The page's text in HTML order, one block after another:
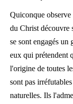
Quiconque
du Christ découvre
se sont engagés un
eux qui prétendent
l'origine de toutes
sont pas
naturelles. Ils